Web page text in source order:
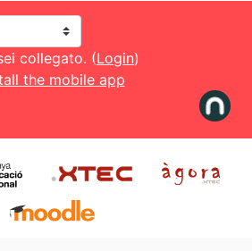
collegato. (Login)
the mobile app